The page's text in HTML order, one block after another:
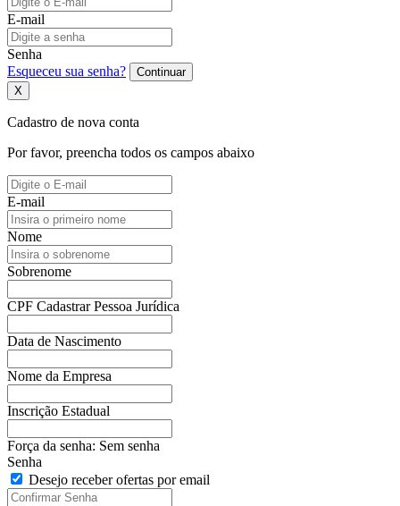
E-mail
Senha
Esqueceu sua senha?
Continuar
X
Cadastro de nova conta
Por favor, preencha todos os campos abaixo
E-mail
Nome
Sobrenome
CPF Cadastrar Pessoa Jurídica
Data de Nascimento
Nome da Empresa
Inscrição Estadual
Força da senha: Sem senha
Senha
Desejo receber ofertas por email